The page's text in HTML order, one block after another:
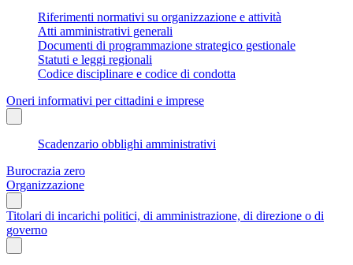
Riferimenti normativi su organizzazione e attività
Atti amministrativi generali
Documenti di programmazione strategico gestionale
Statuti e leggi regionali
Codice disciplinare e codice di condotta
Oneri informativi per cittadini e imprese
Scadenzario obblighi amministrativi
Burocrazia zero
Organizzazione
Titolari di incarichi politici, di amministrazione, di direzione o di
governo